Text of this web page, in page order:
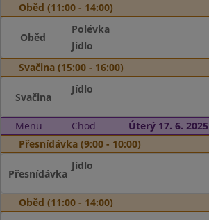
Oběd (11:00 - 14:00)
Oběd
Polévka
Jídlo
Svačina (15:00 - 16:00)
Svačina
Jídlo
Menu Chod
Úterý 17. 6. 2025
Přesnídávka (9:00 - 10:00)
Přesnídávka
Jídlo
Oběd (11:00 - 14:00)